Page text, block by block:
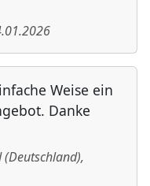
Weise ein
Danke
(Deutschland),